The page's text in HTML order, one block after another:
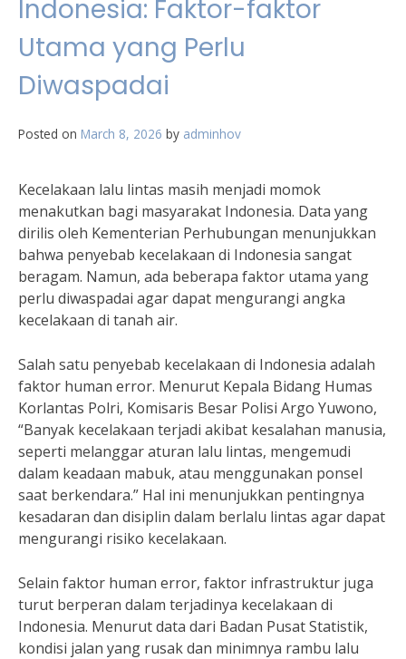
Indonesia: Faktor-faktor
Utama yang Perlu
Diwaspadai
Posted on March 8, 2026 by adminhov
Kecelakaan lalu lintas masih menjadi momok
menakutkan bagi masyarakat Indonesia. Data yang
dirilis oleh Kementerian Perhubungan menunjukkan
bahwa penyebab kecelakaan di Indonesia sangat
beragam. Namun, ada beberapa faktor utama yang
perlu diwaspadai agar dapat mengurangi angka
kecelakaan di tanah air.
Salah satu penyebab kecelakaan di Indonesia adalah
faktor human error. Menurut Kepala Bidang Humas
Korlantas Polri, Komisaris Besar Polisi Argo Yuwono,
“Banyak kecelakaan terjadi akibat kesalahan manusia,
seperti melanggar aturan lalu lintas, mengemudi
dalam keadaan mabuk, atau menggunakan ponsel
saat berkendara.” Hal ini menunjukkan pentingnya
kesadaran dan disiplin dalam berlalu lintas agar dapat
mengurangi risiko kecelakaan.
Selain faktor human error, faktor infrastruktur juga
turut berperan dalam terjadinya kecelakaan di
Indonesia. Menurut data dari Badan Pusat Statistik,
kondisi jalan yang rusak dan minimnya rambu lalu